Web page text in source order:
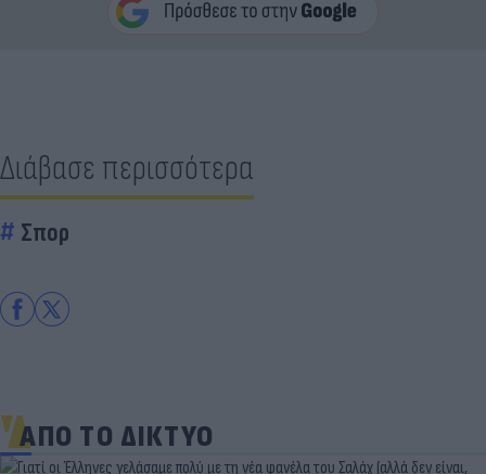
Διάβασε περισσότερα
Σπορ
ΑΠΟ ΤΟ ΔΙΚΤΥΟ